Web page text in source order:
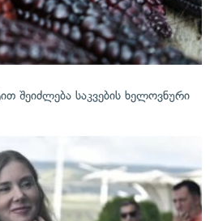
შეიძლება საკვების ხელოვნური